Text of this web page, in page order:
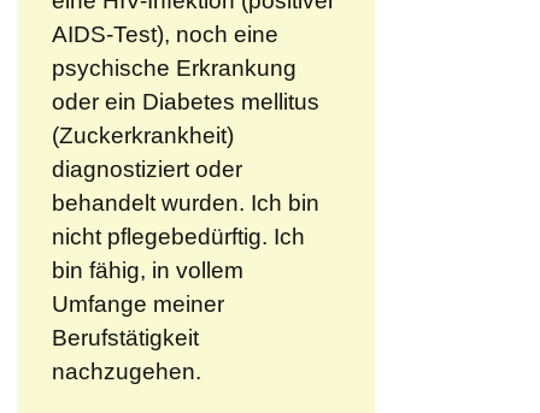
AIDS-Test), noch eine
psychische Erkrankung
oder ein Diabetes mellitus
(Zuckerkrankheit)
diagnostiziert oder
behandelt wurden. Ich bin
nicht pflegebedürftig. Ich
bin fähig, in vollem
Umfange meiner
Berufstätigkeit
nachzugehen.